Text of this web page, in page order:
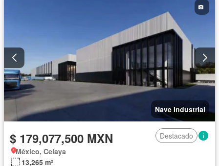
Nave Industrial
$ 179,077,500 MXN
Destacado
México, Celaya
13,265 m²